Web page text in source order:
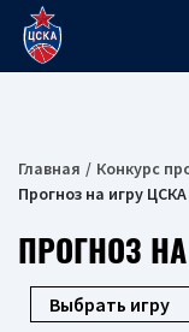
Главная
Конкурс
Прогноз на игру
ПРОГНОЗ